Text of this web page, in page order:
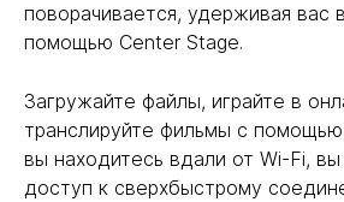
поворачивается, удерживая вас
помощью Center Stage.
Загружайте файлы, играйте в
транслируйте фильмы с
вы находитесь вдали от Wi-Fi,
доступ к сверхбыстрому